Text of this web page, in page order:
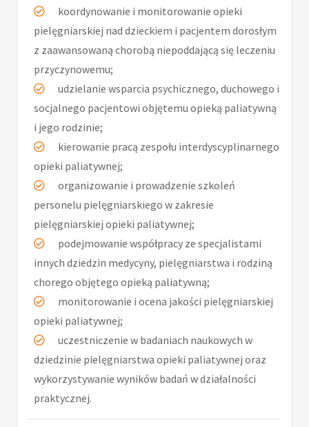
koordynowanie i monitorowanie opieki
pielęgniarskiej nad dzieckiem i pacjentem dorosłym
z zaawansowaną chorobą niepoddającą się leczeniu
przyczynowemu;
udzielanie wsparcia psychicznego, duchowego i
socjalnego pacjentowi objętemu opieką paliatywną
i jego rodzinie;
kierowanie pracą zespołu interdyscyplinarnego
opieki paliatywnej;
organizowanie i prowadzenie szkoleń
personelu pielęgniarskiego w zakresie
pielęgniarskiej opieki paliatywnej;
podejmowanie współpracy ze specjalistami
innych dziedzin medycyny, pielęgniarstwa i rodziną
chorego objętego opieką paliatywną;
monitorowanie i ocena jakości pielęgniarskiej
opieki paliatywnej;
uczestniczenie w badaniach naukowych w
dziedzinie pielęgniarstwa opieki paliatywnej oraz
wykorzystywanie wyników badań w działalności
praktycznej.